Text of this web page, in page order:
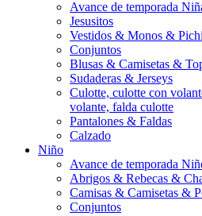
Avance de temporada
Jesusitos
Vestidos & Monos &
Conjuntos
Blusas & Camisetas &
Sudaderas & Jerseys
Culotte, culotte con
volante, falda culotte
Pantalones & Faldas
Calzado
Niño
Avance de temporada
Abrigos & Rebecas &
Camisas & Camisetas &
Conjuntos